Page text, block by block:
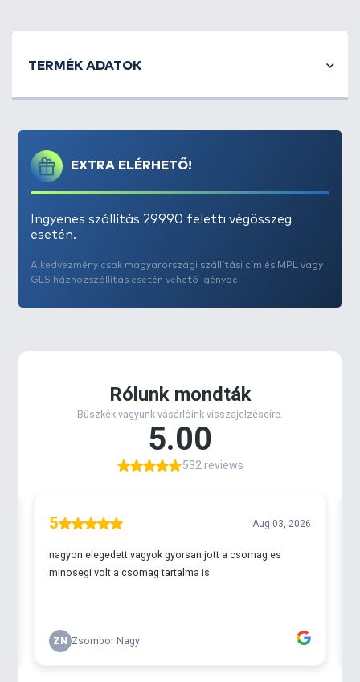
székeknél továbbra is megtalálható a
lábállító rendszerenöveli a stabilitást, valamint a
rögzíthetők a vázhoz.
Az ülőfelület
matraca a legjobb minőségű, könnyű
anyagokból készült
kényelmet biztosít. Az új, párnázottneoprén fej- és
háttámla
pedig páratlanul pihentető érzést
biztosít.
A Standard szék nem állítható lábakkal kerül
rendelhetők ehhez a típushoz.
EXTRA ELÉRHETŐ!
Ingyenes szállítás 29990 feletti végösszeg
esetén.
A kedvezmény csak magyarországi szállítási cím és MPL vagy
GLS házhozszállítás esetén vehető igénybe.
TERMÉK ADATOK